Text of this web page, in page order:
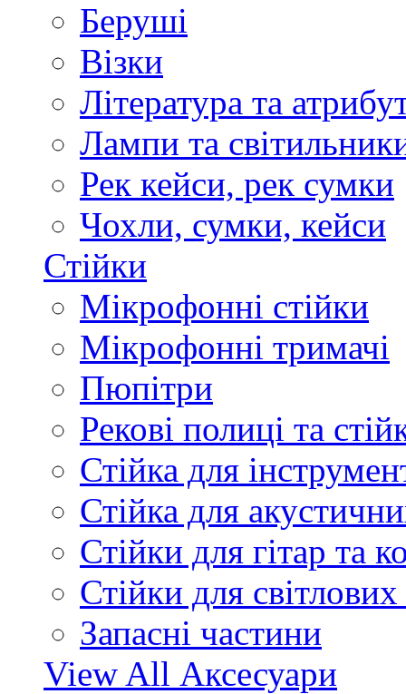
Беруші
Візки
Література та
Лампи та
Рек кейси, рек сумки
Чохли, сумки, кейси
Стійки
Мікрофонні стійки
Мікрофонні тримачі
Пюпітри
Рекові полиці та
Стійка для
Стійка для
Стійки для гітар та
Стійки для
Запасні частини
View All Аксесуари